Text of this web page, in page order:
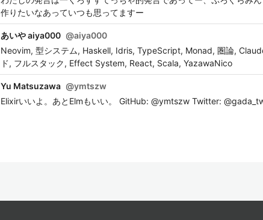
作りたいなあっていつも思ってますー
あいや aiya000 @aiya000
Neovim, 型システム, Haskell, Idris, TypeScript, Monad, 圏論,
ド, フルスタック, Effect System, React, Scala, YazawaNico
Yu Matsuzawa @ymtszw
Elixirいいよ。あとElmもいい。 GitHub: @ymtszw Twitter: